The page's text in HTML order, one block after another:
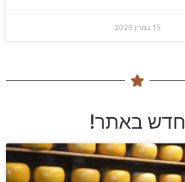
15 במרץ 2026
חדש באתר!